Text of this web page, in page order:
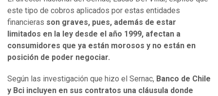
este tipo de cobros aplicados por estas entidades
financieras son graves, pues, además de estar
limitados en la ley desde el año 1999, afectan a
consumidores que ya están morosos y no están en
posición de poder negociar.
Según las investigación que hizo el Sernac, Banco de Chile
y Bci incluyen en sus contratos una cláusula donde